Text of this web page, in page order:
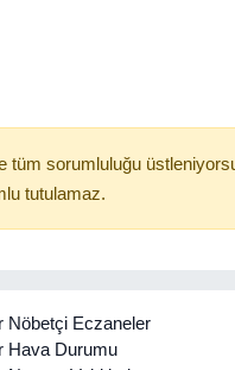
tüm sorumluluğu
tutulamaz.
Nöbetçi Eczaneler
Hava Durumu